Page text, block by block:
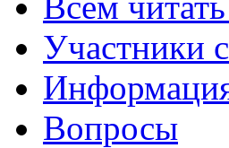
Участники
Вопросы